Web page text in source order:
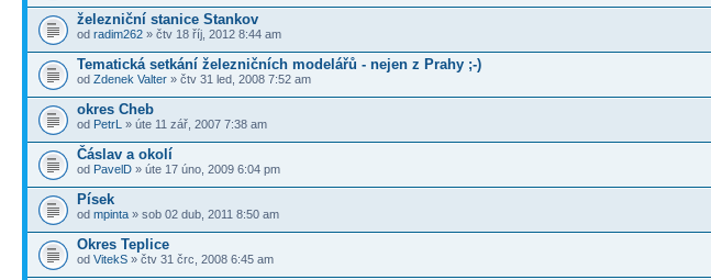
železniční stanice Stankov
od radim262 » čtv 18 říj, 2012 8:44 am
Tematická setkání železničních modelářů - nejen z Prahy ;-)
od Zdenek Valter » čtv 31 led, 2008 7:52 am
okres Cheb
od PetrL » úte 11 zář, 2007 7:38 am
Čáslav a okolí
od PavelD » úte 17 úno, 2009 6:04 pm
Písek
od mpinta » sob 02 dub, 2011 8:50 am
Okres Teplice
od VitekS » čtv 31 črc, 2008 6:45 am